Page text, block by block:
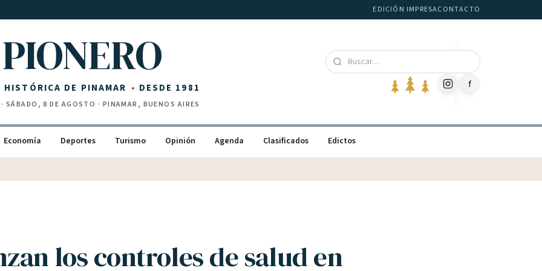
EDICIÓN IMPRESACONTACTO
PIONERO
HISTÓRICA DE PINAMAR DESDE 1981
· SÁBADO, 8 DE AGOSTO · PINAMAR, BUENOS AIRES
f
Economía Deportes Turismo Opinión Agenda Clasificados Edictos
los controles de salud en